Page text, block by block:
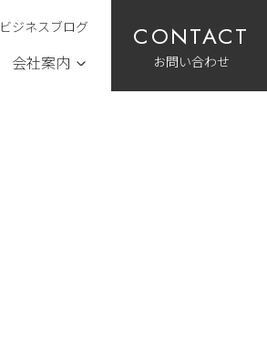
ビジネスブログ
お問い合わせ
会社案内